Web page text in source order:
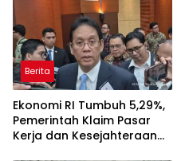
Berita
Ekonomi RI Tumbuh 5,29%,
Pemerintah Klaim Pasar
Kerja dan Kesejahteraan